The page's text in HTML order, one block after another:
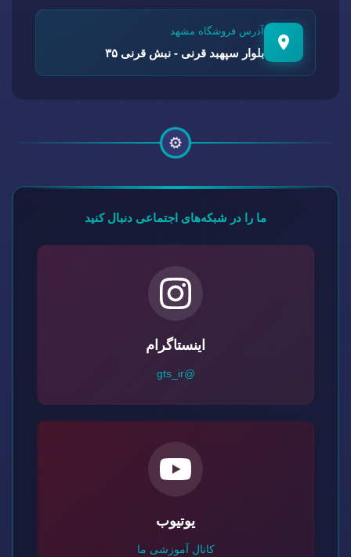
آدرس فروشگاه مشهد
بلوار سپهبد قرنی - نبش قرنی ۳۵
⚙️
ما را در شبکه‌های اجتماعی دنبال کنید
اینستاگرام
@gts_ir
یوتیوب
کانال آموزشی ما